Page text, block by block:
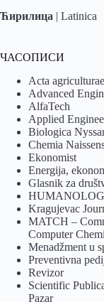
Ћирилица | Latinica
ЧАСОПИСИ
Acta
Advanced
AlfaTech
Applied
Biologica
Chemia
Ekonomist
Energija,
Glasnik za
Kragujevac
MATCH –
Computer
Menadžment u
Preventivna
Revizor
Scientific
Pazar